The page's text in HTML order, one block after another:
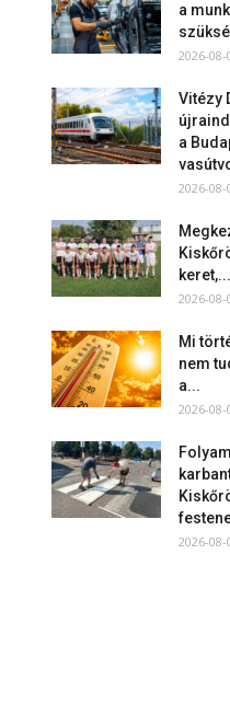
a
2026-08-
Vitézy
a
2026-08-
keret,...
2026-08-
Mi
nem
a...
2026-08-
2026-08-